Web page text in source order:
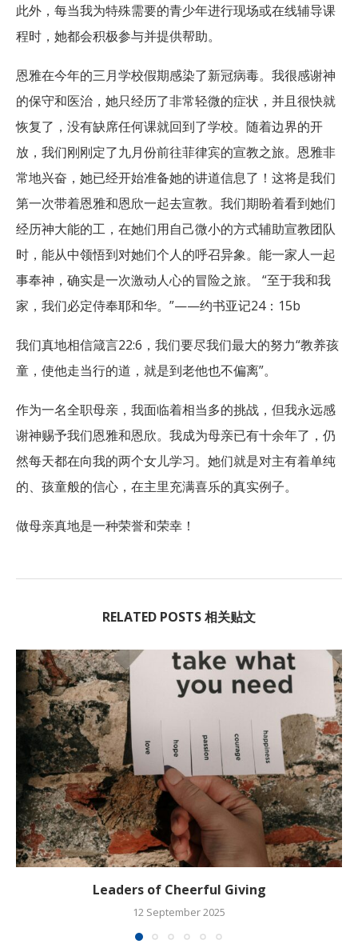
此外，每当我为特殊需要的青少年进行现场或在线辅导课
程时，她都会积极参与并提供帮助。
恩雅在今年的三月学校假期感染了新冠病毒。我很感谢神
的保守和医治，她只经历了非常轻微的症状，并且很快就
恢复了，没有缺席任何课就回到了学校。随着边界的开
放，我们刚刚定了九月份前往菲律宾的宣教之旅。恩雅非
常地兴奋，她已经开始准备她的讲道信息了！这将是我们
第一次带着恩雅和恩欣一起去宣教。我们期盼着看到她们
经历神大能的工，在她们用自己微小的方式辅助宣教团队
时，能从中领悟到对她们个人的呼召异象。能一家人一起
事奉神，确实是一次激动人心的冒险之旅。 “至于我和我
家，我们必定侍奉耶和华。”——约书亚记24：15b
我们真地相信箴言22:6，我们要尽我们最大的努力“教养孩
童，使他走当行的道，就是到老他也不偏离”。
作为一名全职母亲，我面临着相当多的挑战，但我永远感
谢神赐予我们恩雅和恩欣。我成为母亲已有十余年了，仍
然每天都在向我的两个女儿学习。她们就是对主有着单纯
的、孩童般的信心，在主里充满喜乐的真实例子。
做母亲真地是一种荣誉和荣幸！
RELATED POSTS 相关贴文
Leaders of Cheerful Giving
12 September 2025